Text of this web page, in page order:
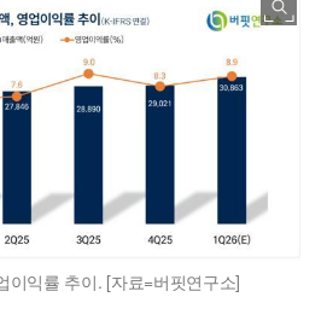
이익률 추이. [자료=버핏연구소]